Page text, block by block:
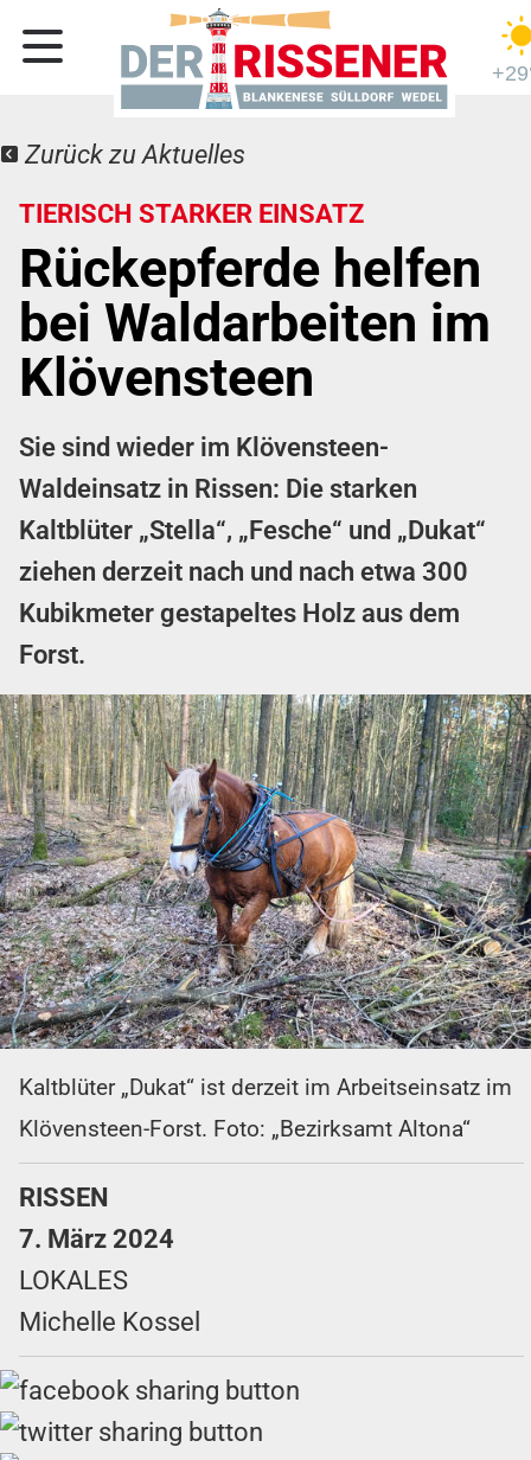
Zurück zu Aktuelles
TIERISCH STARKER EINSATZ
Rückepferde helfen
bei Waldarbeiten im
Klövensteen
Sie sind wieder im Klövensteen-
Waldeinsatz in Rissen: Die starken
Kaltblüter „Stella“, „Fesche“ und „Dukat“
ziehen derzeit nach und nach etwa 300
Kubikmeter gestapeltes Holz aus dem
Forst.
Kaltblüter „Dukat“ ist derzeit im Arbeitseinsatz im
Klövensteen-Forst. Foto: „Bezirksamt Altona“
RISSEN
7. März 2024
LOKALES
Michelle Kossel